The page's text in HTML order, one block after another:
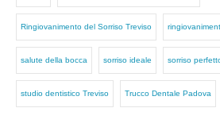
Ringiovanimento del Sorriso Treviso
salute della bocca sorriso ideale sorriso
studio dentistico Treviso Trucco Dentale Padova